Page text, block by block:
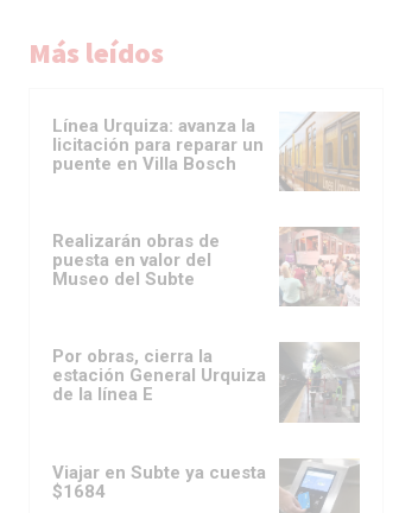
Más leídos
Línea Urquiza: avanza la
licitación para reparar un
puente en Villa Bosch
Realizarán obras de
puesta en valor del
Museo del Subte
Por obras, cierra la
estación General Urquiza
de la línea E
Viajar en Subte ya cuesta
$1684